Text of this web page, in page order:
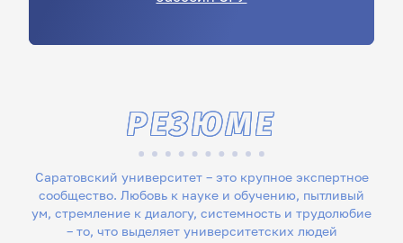
Саратовский университет – это крупное экспертное
сообщество. Любовь к науке и обучению, пытливый
ум, стремление к диалогу, системность и трудолюбие
– то, что выделяет университетских людей
РЕЗЮМЕ